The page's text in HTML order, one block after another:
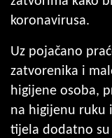
koronavirusa.
Uz pojačano
zatvorenika i
higijene osoba,
na higijenu ruku
tijela dodatno